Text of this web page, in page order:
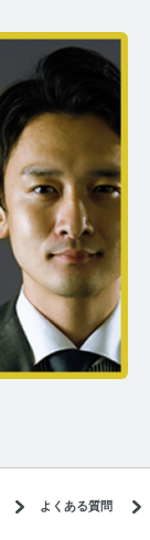
よくある質問